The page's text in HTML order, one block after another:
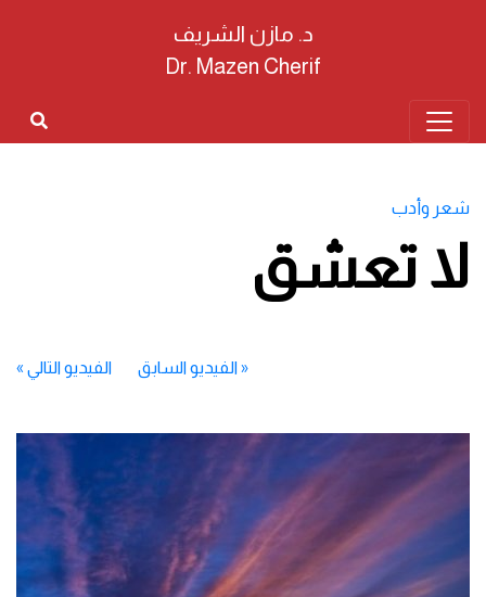
د. مازن الشريف
Dr. Mazen Cherif
شعر وأدب
لا تعشق
«الفيديو السابق الفيديو التالي »